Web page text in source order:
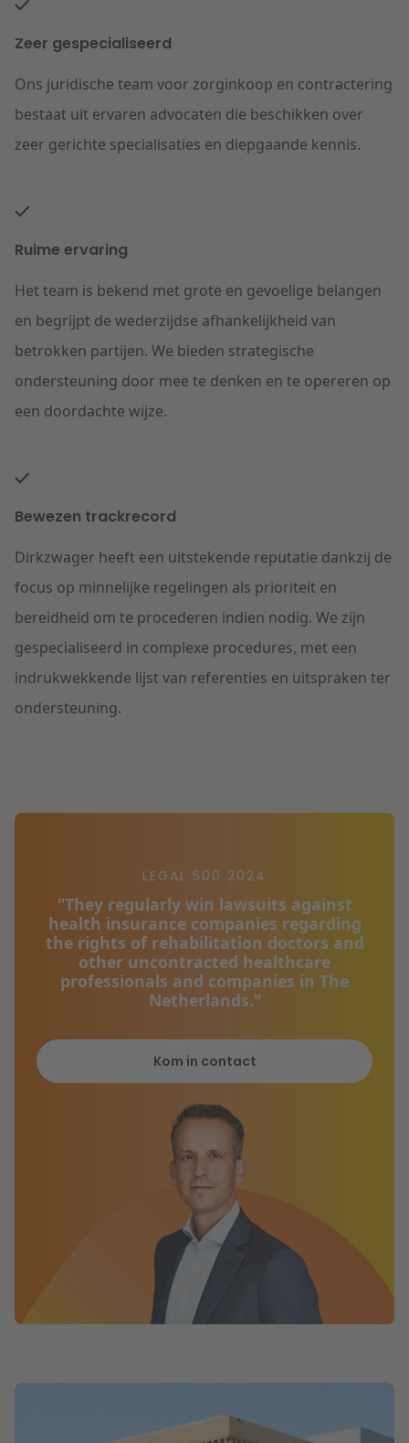
Zeer gespecialiseerd
Ons juridische team voor zorginkoop en contractering
bestaat uit ervaren advocaten die beschikken over
zeer gerichte specialisaties en diepgaande kennis.
Ruime ervaring
Het team is bekend met grote en gevoelige belangen
en begrijpt de wederzijdse afhankelijkheid van
betrokken partijen. We bieden strategische
ondersteuning door mee te denken en te opereren op
een doordachte wijze.
Bewezen trackrecord
Dirkzwager heeft een uitstekende reputatie dankzij de
focus op minnelijke regelingen als prioriteit en
bereidheid om te procederen indien nodig. We zijn
gespecialiseerd in complexe procedures, met een
indrukwekkende lijst van referenties en uitspraken ter
ondersteuning.
LEGAL 500 2024
"They regularly win lawsuits against
health insurance companies regarding
the rights of rehabilitation doctors and
other uncontracted healthcare
professionals and companies in The
Netherlands."
Kom in contact